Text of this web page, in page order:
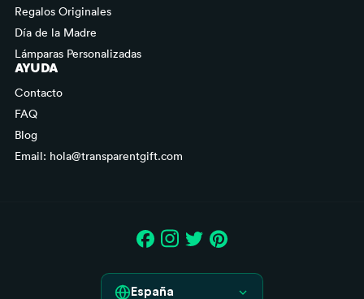
Regalos Originales
Día de la Madre
Lámparas Personalizadas
AYUDA
Contacto
FAQ
Blog
Email: hola@transparentgift.com
España